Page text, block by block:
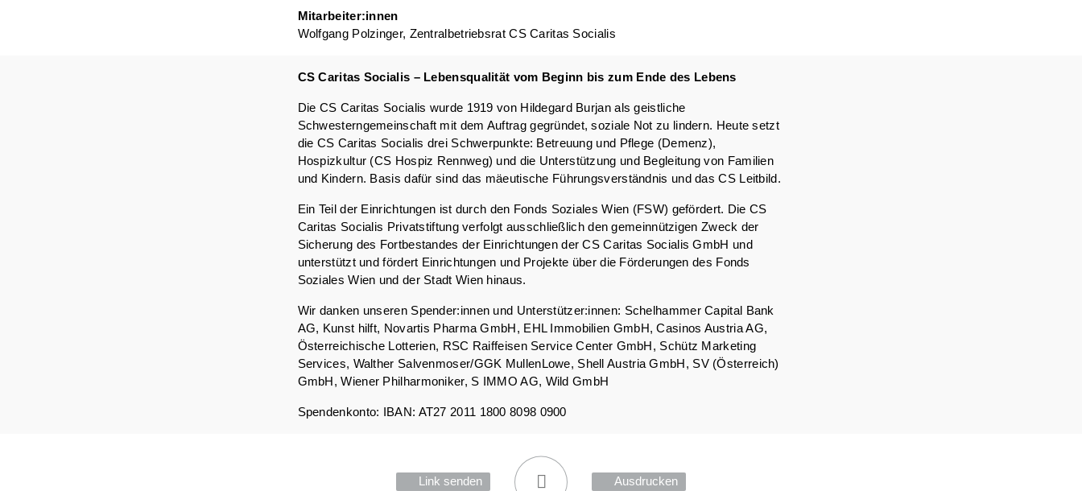
Mitarbeiter:innen
Wolfgang Polzinger, Zentralbetriebsrat CS Caritas Socialis
CS Caritas Socialis – Lebensqualität vom Beginn bis zum Ende des Lebens
Die CS Caritas Socialis wurde 1919 von Hildegard Burjan als geistliche
Schwesterngemeinschaft mit dem Auftrag gegründet, soziale Not zu lindern. Heute setzt
die CS Caritas Socialis drei Schwerpunkte: Betreuung und Pflege (Demenz),
Hospizkultur (CS Hospiz Rennweg) und die Unterstützung und Begleitung von Familien
und Kindern. Basis dafür sind das mäeutische Führungsverständnis und das CS Leitbild.
Ein Teil der Einrichtungen ist durch den Fonds Soziales Wien (FSW) gefördert. Die CS
Caritas Socialis Privatstiftung verfolgt ausschließlich den gemeinnützigen Zweck der
Sicherung des Fortbestandes der Einrichtungen der CS Caritas Socialis GmbH und
unterstützt und fördert Einrichtungen und Projekte über die Förderungen des Fonds
Soziales Wien und der Stadt Wien hinaus.
Wir danken unseren Spender:innen und Unterstützer:innen: Schelhammer Capital Bank
AG, Kunst hilft, Novartis Pharma GmbH, EHL Immobilien GmbH, Casinos Austria AG,
Österreichische Lotterien, RSC Raiffeisen Service Center GmbH, Schütz Marketing
Services, Walther Salvenmoser/GGK MullenLowe, Shell Austria GmbH, SV (Österreich)
GmbH, Wiener Philharmoniker, S IMMO AG, Wild GmbH
Spendenkonto: IBAN: AT27 2011 1800 8098 0900
Link senden Ausdrucken